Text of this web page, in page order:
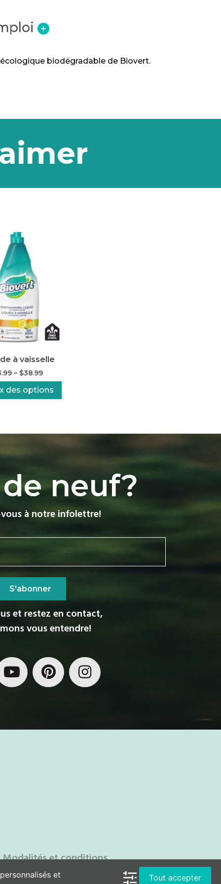
+
biodégradable de Biovert.
à vaisselle
– $38.99
des options
neuf?
à notre infolettre!
S'abonner
et restez en contact,
vous entendre!
Modalités et conditions
et Tout accepter